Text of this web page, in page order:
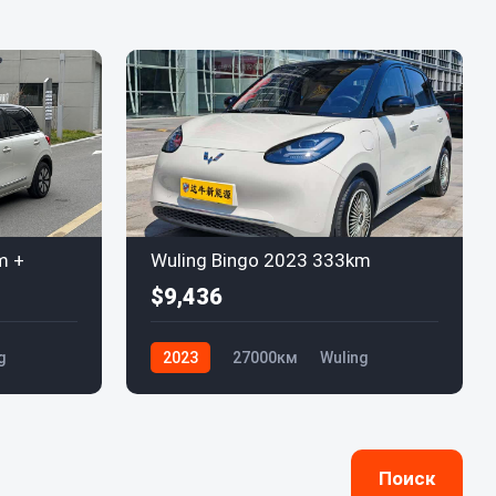
+ Wuling Bingo 2023 333km
$9,436
2023 27000км Wuling
Поиск